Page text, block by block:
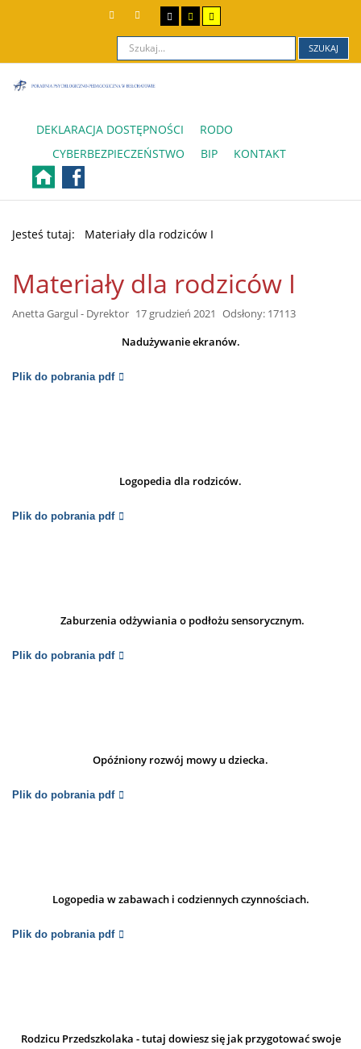
SZUKAJ
DEKLARACJA DOSTĘPNOŚCI
RODO
CYBERBEZPIECZEŃSTWO
BIP KONTAKT
Jesteś tutaj: Materiały dla rodziców I
Materiały dla rodziców I
Anetta Gargul - Dyrektor 17 grudzień 2021 Odsłony: 17113
Nadużywanie ekranów.
Plik do pobrania pdf
Logopedia dla rodziców.
Plik do pobrania pdf
Zaburzenia odżywiania o podłożu sensorycznym.
Plik do pobrania pdf
Opóźniony rozwój mowy u dziecka.
Plik do pobrania pdf
Logopedia w zabawach i codziennych czynnościach.
Plik do pobrania pdf
Rodzicu Przedszkolaka - tutaj dowiesz się jak przygotować swoje